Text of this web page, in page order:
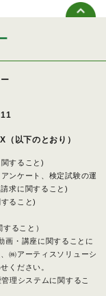
以下のとおり）
すること)
ンケート、検定試験の運
求に関すること)
ること)
ること）
画・講座に関することに
㈱アーティスソリューシ
ください。
理システムに関するこ